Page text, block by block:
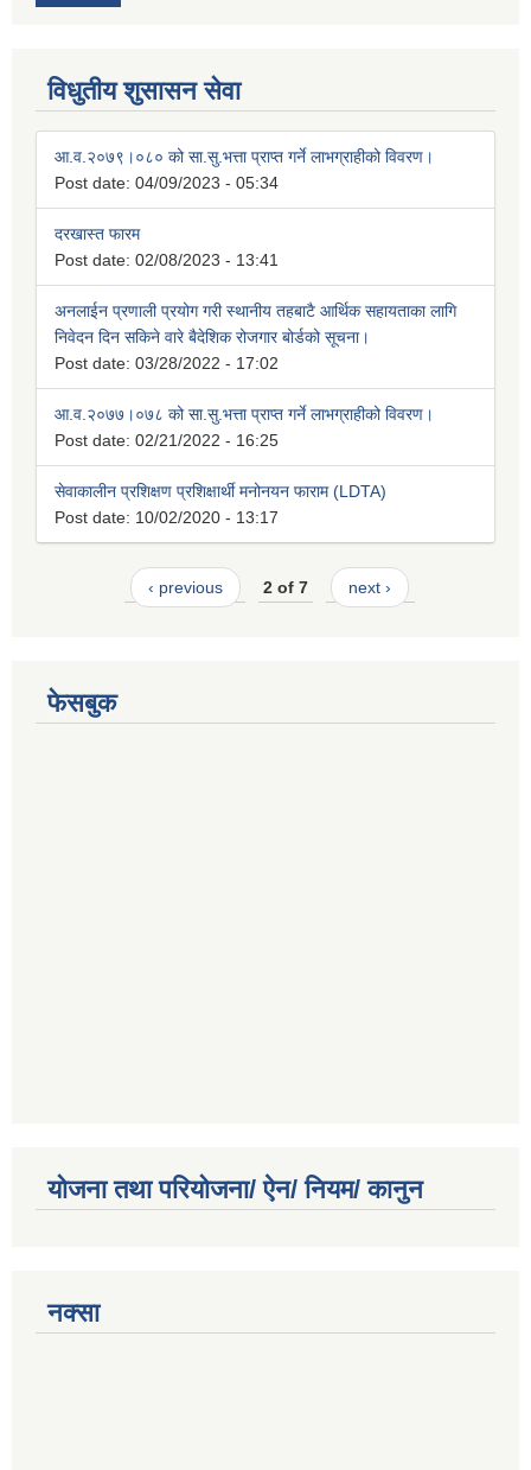
विधुतीय शुसासन सेवा
आ.व.२०७९।०८० को सा.सु.भत्ता प्राप्त गर्ने लाभग्राहीको विवरण।
Post date: 04/09/2023 - 05:34
दरखास्त फारम
Post date: 02/08/2023 - 13:41
अनलाईन प्रणाली प्रयोग गरी स्थानीय तहबाटै आर्थिक सहायताका लागि
निवेदन दिन सकिने वारे बैदेशिक रोजगार बोर्डको सूचना।
Post date: 03/28/2022 - 17:02
आ.व.२०७७।०७८ को सा.सु.भत्ता प्राप्त गर्ने लाभग्राहीको विवरण।
Post date: 02/21/2022 - 16:25
सेवाकालीन प्रशिक्षण प्रशिक्षार्थी मनोनयन फाराम (LDTA)
Post date: 10/02/2020 - 13:17
‹ previous 2 of 7 next ›
फेसबुक
योजना तथा परियोजना/ ऐन/ नियम/ कानुन
नक्सा